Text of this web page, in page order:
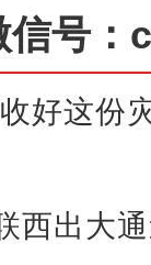
信号
好这份
西出大